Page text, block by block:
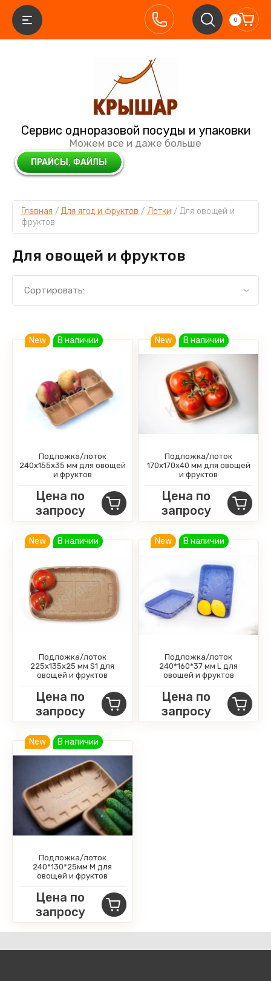
Сервис одноразовой посуды и упаковки
Можем все и даже больше
0
Главная / Для ягод и фруктов / Лотки / Для овощей и
фруктов
Для овощей и фруктов
Сортировать:
New В наличии
Подложка/лоток
240x155x35 мм для овощей
и фруктов
Цена по
запросу
New В наличии
Подложка/лоток
170x170x40 мм для овощей
и фруктов
Цена по
запросу
New В наличии
Подложка/лоток
225x135x25 мм S1 для
овощей и фруктов
Цена по
запросу
New В наличии
Подложка/лоток
240*160*37 мм L для
овощей и фруктов
Цена по
запросу
New В наличии
Подложка/лоток
240*130*25мм M для
овощей и фруктов
Цена по
запросу